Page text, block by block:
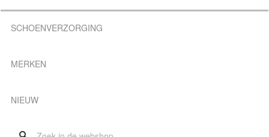
SCHOENVERZORGING
MERKEN
NIEUW